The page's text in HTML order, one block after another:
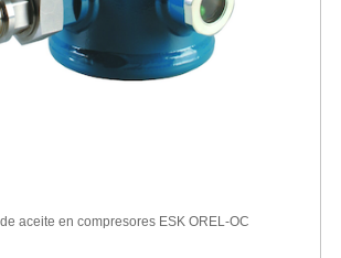
aceite en compresores ESK OREL-OC